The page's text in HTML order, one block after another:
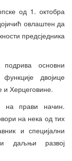
од 1. октобра
овлаштен да
предсједника
основни
двојице
и Херцеговине.
на прави начин.
на нека од тих
и специјални
даљњи развој